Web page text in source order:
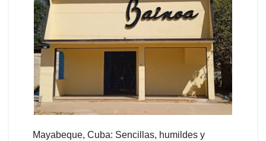
Mayabeque, Cuba: Sencillas, humildes y